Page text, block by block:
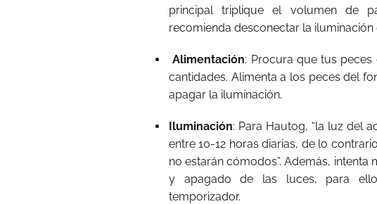
principal triplique el volumen de
recomienda desconectar la
Alimentación: Procura que tus
cantidades. Alimenta a los peces del
apagar la iluminación.
Iluminación: Para Hautog, “la luz del
entre 10-12 horas diarias, de lo
no estarán cómodos”. Además, intenta
y apagado de las luces, para
temporizador.